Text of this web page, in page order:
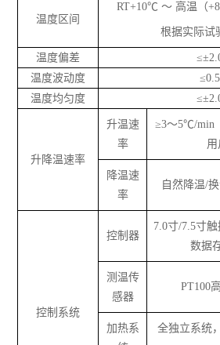
温度区间
RT+10℃ ～ 高温（
根据实际试
温度偏差
温度波动度
温度均匀度
升降温速率
升温速
率
≥3～5℃/min
用
降温速
率
自然降温/
控制系统
控制器
7.0寸/7.5寸
数据
测温传
感器
PT100
加热系
全独立系统